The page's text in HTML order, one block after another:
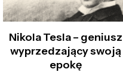
Nikola Tesla – geniusz
wyprzedzający swoją
epokę